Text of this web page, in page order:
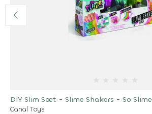
DIY Slim Sæt - Slime Shakers - So Slime
Canal Toys